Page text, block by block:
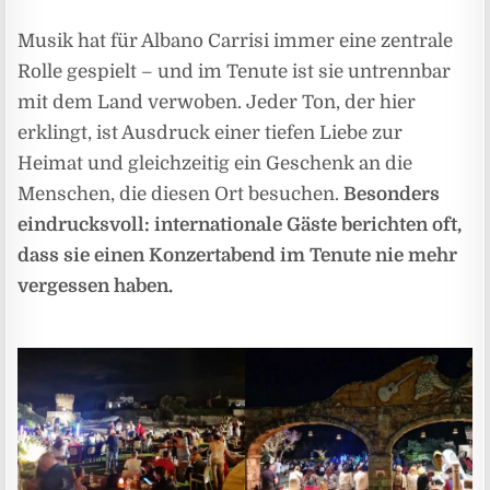
Musik hat für Albano Carrisi immer eine zentrale
Rolle gespielt – und im Tenute ist sie untrennbar
mit dem Land verwoben. Jeder Ton, der hier
erklingt, ist Ausdruck einer tiefen Liebe zur
Heimat und gleichzeitig ein Geschenk an die
Menschen, die diesen Ort besuchen.Besonders
eindrucksvoll: internationale Gäste berichten oft,
dass sie einen Konzertabend im Tenute nie mehr
vergessen haben.